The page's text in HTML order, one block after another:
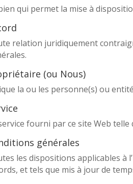
qui permet la mise à
relation juridiquement
(ou Nous)
la ou les personne(s) ou
fourni par ce site Web
générales
les dispositions applicables à
et tels que mis à jour de